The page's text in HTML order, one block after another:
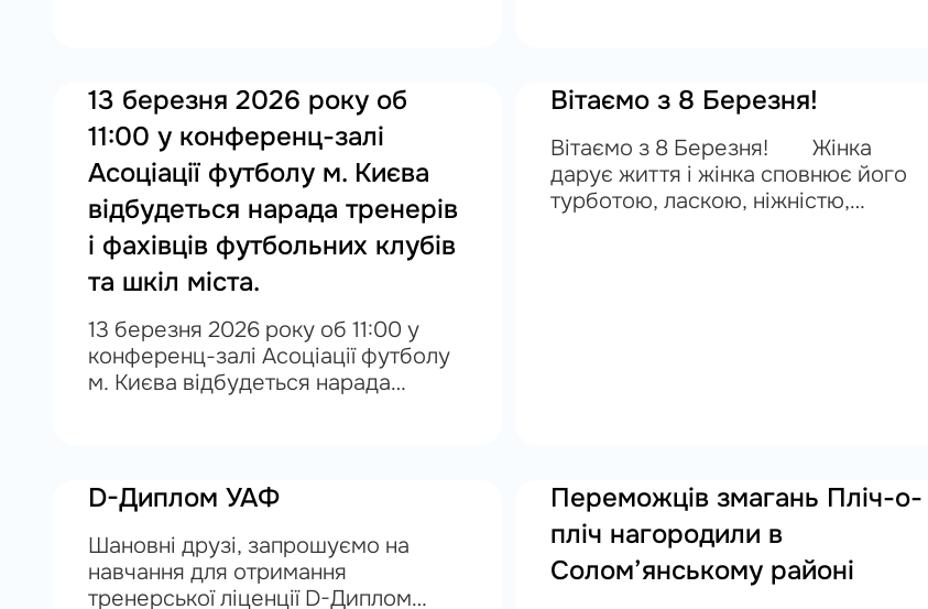
13 березня 2026 року об
11:00 у конференц-залі
Асоціації футболу м. Києва
відбудеться нарада тренерів
і фахівців футбольних клубів
та шкіл міста.
13 березня 2026 року об 11:00 у
конференц-залі Асоціації футболу
м. Києва відбудеться нарада
доповнень...
Вітаємо з 8 Березня!
Вітаємо з 8 Березня! Жінка
дарує життя і жінка сповнює його
турботою, ласкою, ніжністю,
D-Диплом УАФ
Шановні друзі, запрошуємо на
навчання для отримання
тренерської ліценції D-Диплом
Переможців змагань Пліч-о-
пліч нагородили в
Солом’янському районі